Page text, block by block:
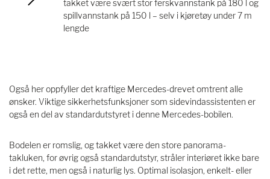
takket være svært stor ferskvannstank på 180 l og
spillvannstank på 150 l – selv i kjøretøy under 7 m
lengde
Også her oppfyller det kraftige Mercedes-drevet omtrent alle
ønsker. Viktige sikkerhetsfunksjoner som sidevindassistenten er
også en del av standardutstyret i denne Mercedes-bobilen.
Bodelen er romslig, og takket være den store panorama-
takluken, for øvrig også standardutstyr, stråler interiøret ikke bare
i det rette, men også i naturlig lys. Optimal isolasjon, enkelt- eller